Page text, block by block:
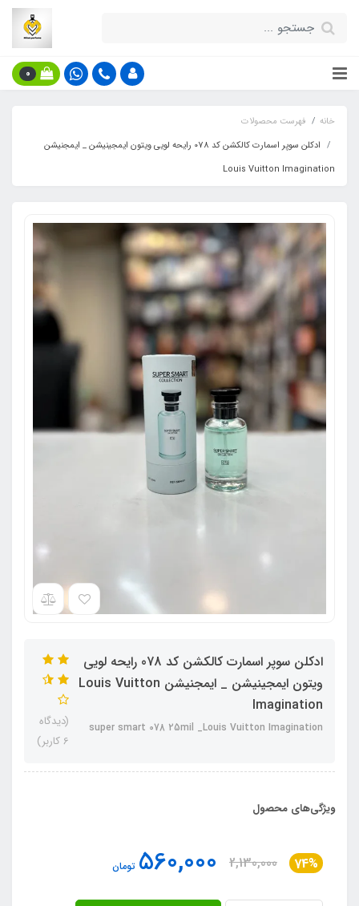
0
خانه
فهرست محصولات
ادکلن سوپر اسمارت کالکشن کد 078 رایحه لویی ویتون ایمجینیشن _ ایمجنیشن
Louis Vuitton Imagination
ادکلن سوپر اسمارت کالکشن کد 078 رایحه لویی
ویتون ایمجینیشن _ ایمجنیشن Louis Vuitton
Imagination
super smart 078 25mil _Louis Vuitton Imagination
(دیدگاه
6 کاربر)
ویژگی‌های محصول
74%
2,130,000
560,000 تومان